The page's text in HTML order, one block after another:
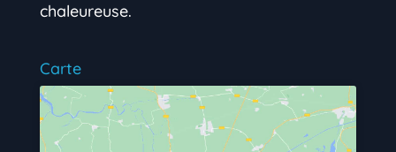
chaleureuse.
Carte